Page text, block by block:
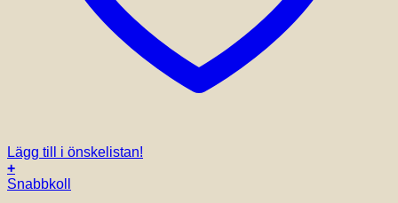
Lägg till i önskelistan!
+
Snabbkoll